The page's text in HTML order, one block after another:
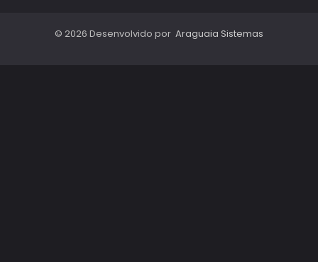
© 2026 Desenvolvido por Araguaia Sistemas